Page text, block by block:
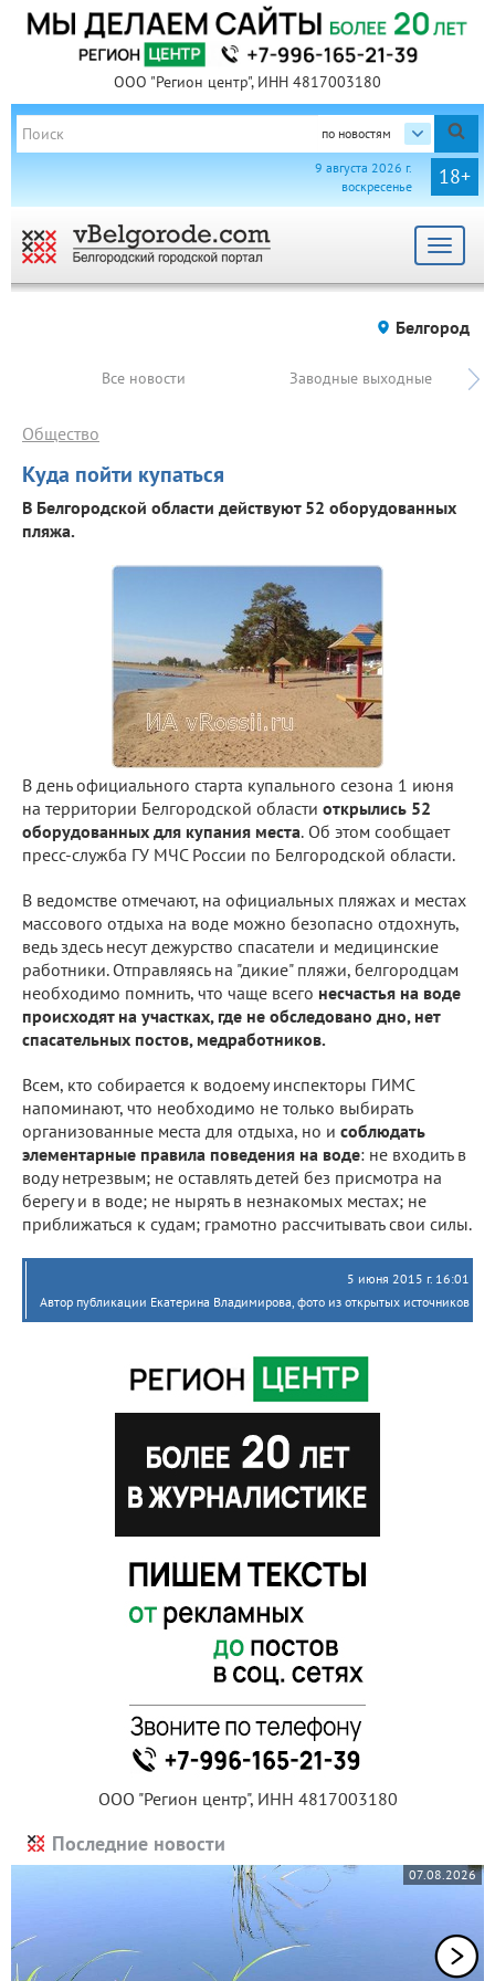
ООО "Регион центр", ИНН 4817003180
по новостям
18+
9 августа 2026 г.
воскресенье
Toggle
Белгород
Все новости Заводные выходные
Куда пойти купаться
Общество
В Белгородской области действуют 52 оборудованных
пляжа.
В день официального старта купального сезона 1 июня
на территории Белгородской области открылись 52
оборудованных для купания места. Об этом сообщает
пресс-служба ГУ МЧС России по Белгородской области.
В ведомстве отмечают, на официальных пляжах и местах
массового отдыха на воде можно безопасно отдохнуть,
ведь здесь несут дежурство спасатели и медицинские
работники. Отправляясь на "дикие" пляжи, белгородцам
необходимо помнить, что чаще всего несчастья на воде
происходят на участках, где не обследовано дно, нет
спасательных постов, медработников.
Всем, кто собирается к водоему инспекторы ГИМС
напоминают, что необходимо не только выбирать
организованные места для отдыха, но и соблюдать
элементарные правила поведения на воде: не входить в
воду нетрезвым; не оставлять детей без присмотра на
берегу и в воде; не нырять в незнакомых местах; не
приближаться к судам; грамотно рассчитывать свои силы.
5 июня 2015 г. 16:01
Автор публикации Екатерина Владимирова, фото из открытых источников
ООО "Регион центр", ИНН 4817003180
Последние новости
07.08.2026